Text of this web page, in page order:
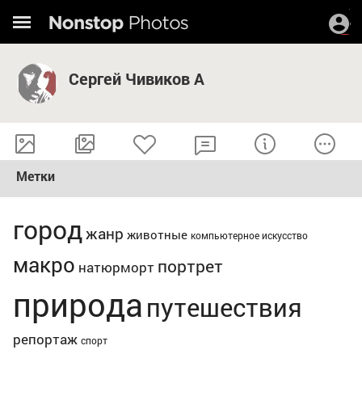
Сергей Чивиков А
Метки
городжанр животные компьютерное искусство
макро натюрморт портрет
природа путешествия
репортаж спорт